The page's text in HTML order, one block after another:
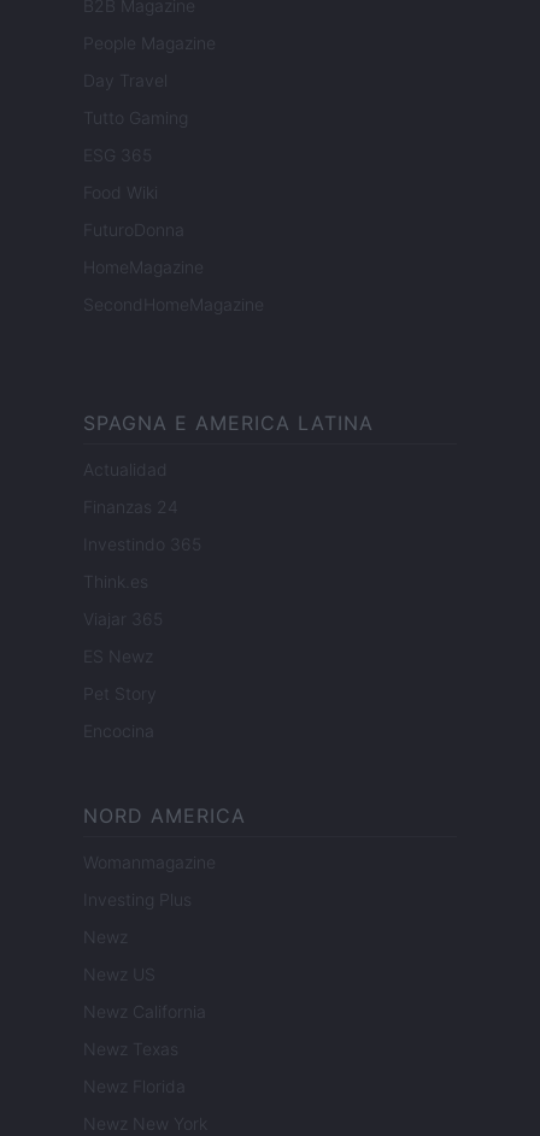
B2B Magazine
People Magazine
Day Travel
Tutto Gaming
ESG 365
Food Wiki
FuturoDonna
HomeMagazine
SecondHomeMagazine
SPAGNA E AMERICA LATINA
Actualidad
Finanzas 24
Investindo 365
Think.es
Viajar 365
ES Newz
Pet Story
Encocina
NORD AMERICA
Womanmagazine
Investing Plus
Newz
Newz US
Newz California
Newz Texas
Newz Florida
Newz New York